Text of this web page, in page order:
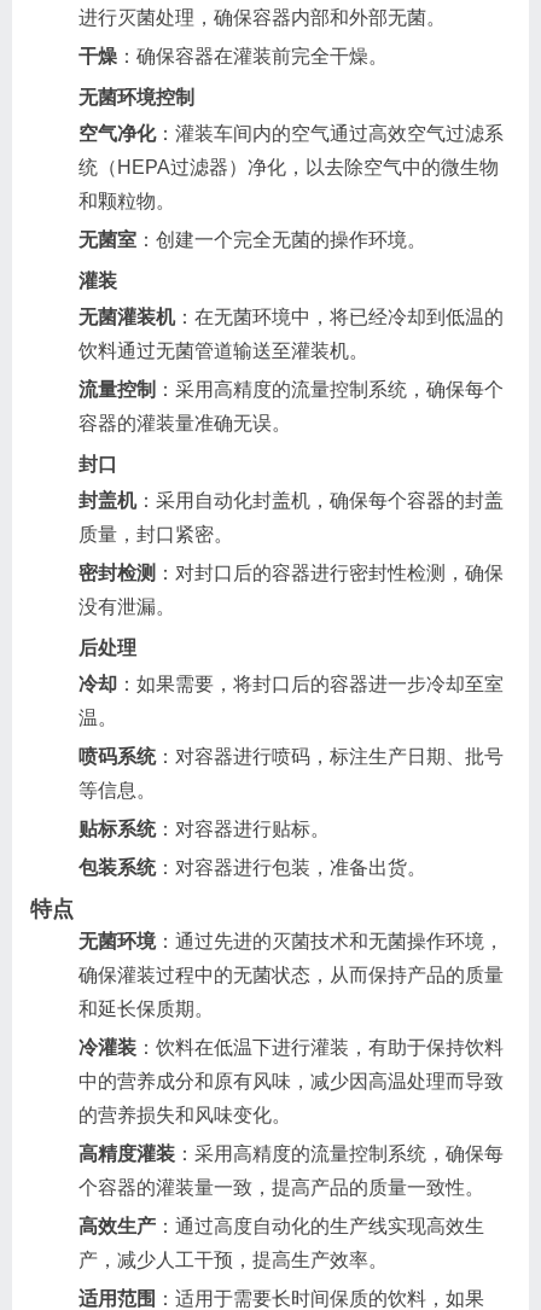
进行灭菌处理，确保容器内部和外部无菌。
干燥 ：确保容器在灌装前完全干燥。
无菌环境控制
空气净化：灌装车间内的空气通过高效空气过滤系
统（HEPA过滤器）净化，以去除空气中的微生物
和颗粒物。
无菌室 ：创建一个完全无菌的操作环境。
灌装
无菌灌装机：在无菌环境中，将已经冷却到低温的
饮料通过无菌管道输送至灌装机。
流量控制 ：采用高精度的流量控制系统，确保每个
容器的灌装量准确无误。
封口
封盖机：采用自动化封盖机，确保每个容器的封盖
质量，封口紧密。
密封检测 ：对封口后的容器进行密封性检测，确保
没有泄漏。
后处理
冷却 ：如果需要，将封口后的容器进一步冷却至室
温。
喷码系统：对容器进行喷码，标注生产日期、批号
等信息。
贴标系统：对容器进行贴标。
包装系统：对容器进行包装，准备出货。
特点
无菌环境：通过先进的灭菌技术和无菌操作环境，
确保灌装过程中的无菌状态，从而保持产品的质量
和延长保质期。
冷灌装 ：饮料在低温下进行灌装，有助于保持饮料
中的营养成分和原有风味，减少因高温处理而导致
的营养损失和风味变化。
高精度灌装 ：采用高精度的流量控制系统，确保每
个容器的灌装量一致，提高产品的质量一致性。
高效生产 ：通过高度自动化的生产线实现高效生
产，减少人工干预，提高生产效率。
适用范围 ：适用于需要长时间保质的饮料，如果